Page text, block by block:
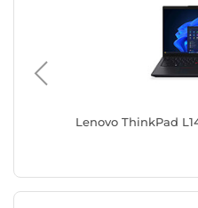
Lenovo ThinkPad